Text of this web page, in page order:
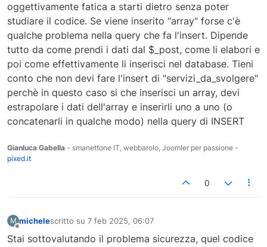
oggettivamente fatica a starti dietro senza poter
studiare il codice. Se viene inserito "array" forse c'è
qualche problema nella query che fa l'insert. Dipende
tutto da come prendi i dati dal $_post, come li elabori e
poi come effettivamente li inserisci nel database. Tieni
conto che non devi fare l'insert di "servizi_da_svolgere"
perchè in questo caso si che inserisci un array, devi
estrapolare i dati dell'array e inserirli uno a uno (o
concatenarli in qualche modo) nella query di INSERT
Gianluca Gabella - smanettone IT, webbarolo, Joomler per passione -
pixed.it
0
M michelescritto su 7 feb 2025, 06:07
ultima modifica di
Stai sottovalutando il problema sicurezza, quel codice